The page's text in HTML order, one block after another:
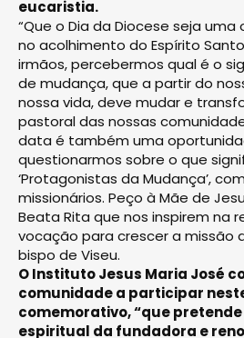
eucaristia.
“Que o Dia da Diocese seja
no acolhimento do Espírito
irmãos, percebermos qual é o
de mudança, que a partir do
nossa vida, deve mudar e
pastoral das nossas
data é também uma
questionarmos sobre o que
‘Protagonistas da Mudança’,
missionários. Peço à Mãe de
Beata Rita que nos inspirem na
vocação para crescer a missão
bispo de Viseu.
O Instituto Jesus Maria José
comunidade a participar
comemorativo, “que
espiritual da fundadora e